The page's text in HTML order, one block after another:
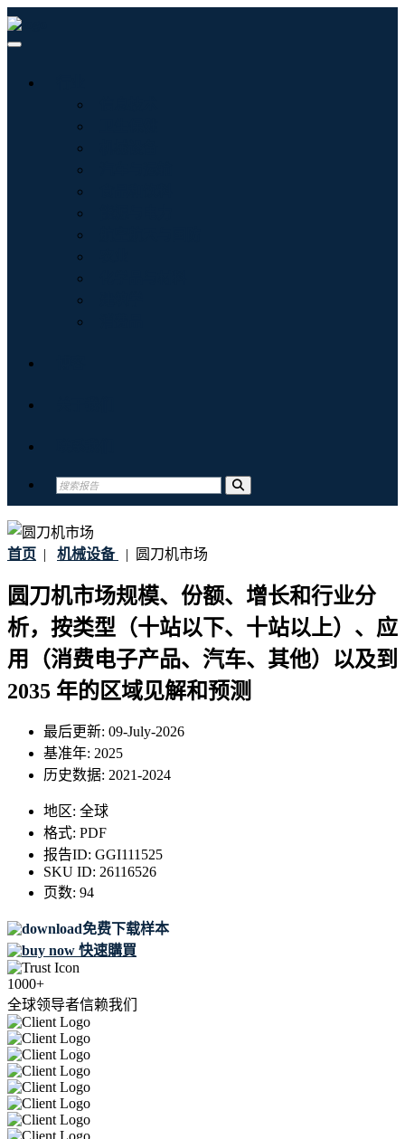
首页 | 机械设备 | 圆刀机市场
圆刀机市场规模、份额、增长和行业分
析，按类型（十站以下、十站以上）、应
用（消费电子产品、汽车、其他）以及到
2035 年的区域见解和预测
最后更新: 09-July-2026
基准年: 2025
历史数据: 2021-2024
地区: 全球
格式: PDF
报告ID: GGI111525
SKU ID: 26116526
页数: 94
免费下载样本
快速購買
1000+
全球领导者信赖我们